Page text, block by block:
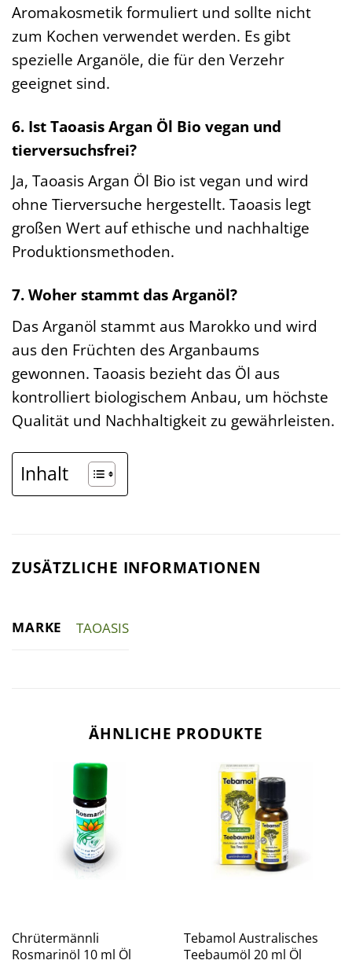
Aromakosmetik formuliert und sollte nicht
zum Kochen verwendet werden. Es gibt
spezielle Arganöle, die für den Verzehr
geeignet sind.
6. Ist Taoasis Argan Öl Bio vegan und
tierversuchsfrei?
Ja, Taoasis Argan Öl Bio ist vegan und wird
ohne Tierversuche hergestellt. Taoasis legt
großen Wert auf ethische und nachhaltige
Produktionsmethoden.
7. Woher stammt das Arganöl?
Das Arganöl stammt aus Marokko und wird
aus den Früchten des Arganbaums
gewonnen. Taoasis bezieht das Öl aus
kontrolliert biologischem Anbau, um höchste
Qualität und Nachhaltigkeit zu gewährleisten.
Inhalt
ZUSÄTZLICHE INFORMATIONEN
MARKE TAOASIS
ÄHNLICHE PRODUKTE
Chrütermännli
Rosmarinöl 10 ml Öl
Tebamol Australisches
Teebaumöl 20 ml Öl